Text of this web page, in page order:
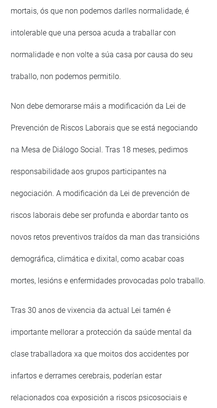
mortais, ós que non podemos darlles normalidade, é
intolerable que una persoa acuda a traballar con
normalidade e non volte a súa casa por causa do seu
traballo, non podemos permitilo.
Non debe demorarse máis a modificación da Lei de
Prevención de Riscos Laborais que se está negociando
na Mesa de Diálogo Social. Tras 18 meses, pedimos
responsabilidade aos grupos participantes na
negociación. A modificación da Lei de prevención de
riscos laborais debe ser profunda e abordar tanto os
novos retos preventivos traídos da man das transicións
demográfica, climática e dixital, como acabar coas
mortes, lesións e enfermidades provocadas polo traballo.
Tras 30 anos de vixencia da actual Lei tamén é
importante mellorar a protección da saúde mental da
clase traballadora xa que moitos dos accidentes por
infartos e derrames cerebrais, poderían estar
relacionados coa exposición a riscos psicosociais e